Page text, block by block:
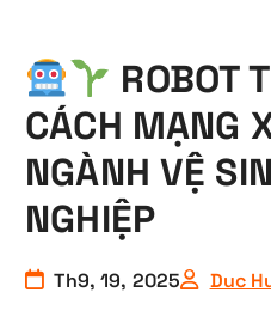
ROBOT
CÁCH MẠNG
NGÀNH VỆ
NGHIỆP
Th9, 19, 2025 Duc